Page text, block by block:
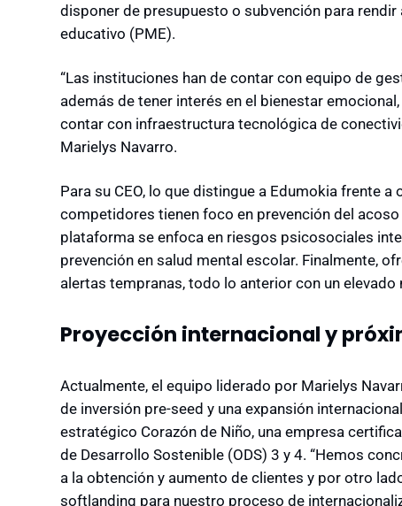
disponer de presupuesto o subvención para
educativo (PME).
“Las instituciones han de contar con equipo de
además de tener interés en el bienestar
contar con infraestructura tecnológica de
Marielys Navarro.
Para su CEO, lo que distingue a Edumokia frente
competidores tienen foco en prevención del
plataforma se enfoca en riesgos psicosociales
prevención en salud mental escolar. Finalmente,
alertas tempranas, todo lo anterior con un
Proyección internacional y
Actualmente, el equipo liderado por Marielys
de inversión pre-seed y una expansión
estratégico Corazón de Niño, una empresa
de Desarrollo Sostenible (ODS) 3 y 4. “Hemos
a la obtención y aumento de clientes y por otro
softlanding para nuestro proceso de